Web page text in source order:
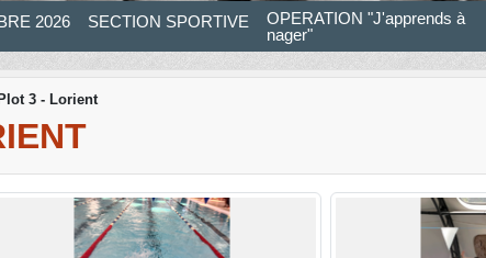
2026 SECTION SPORTIVE
OPERATION "J'apprends à
nager"
3 - Lorient